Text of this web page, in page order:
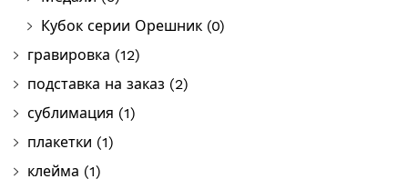
Кубок серии Орешник (0)
гравировка (12)
подставка на заказ (2)
сублимация (1)
плакетки (1)
клейма (1)